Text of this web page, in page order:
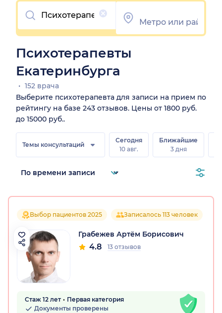
Очистить
Психотерапевты
Екатеринбурга
152 врача
Выберите психотерапевта для записи на прием по
рейтингу на базе 243 отзывов. Цены от 1800 руб.
до 15000 руб..
Темы консультаций
Сегодня
10 авг.
Ближайшие
3 дня
Выбор пациентов 2025 Записалось 113 человек
Грабежев Артём Борисович
4.8 13 отзывов
Стаж 12 лет
Первая категория
Документы проверены